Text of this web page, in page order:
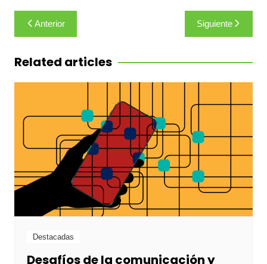
Navegación
de
entradas
Anterior Siguiente
Related articles
Destacadas
Desafíos de la comunicación y